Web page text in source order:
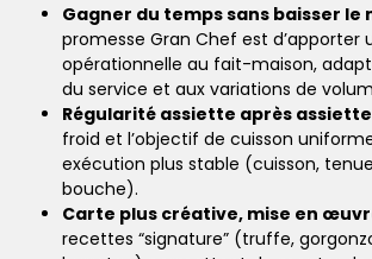
Gagner du temps sans baisser le
promesse Gran Chef est d’apporter
opérationnelle au fait-maison,
du service et aux variations de
Régularité assiette après
froid et l’objectif de cuisson
exécution plus stable (cuisson,
bouche).
Carte plus créative, mise en
recettes “signature” (truffe,